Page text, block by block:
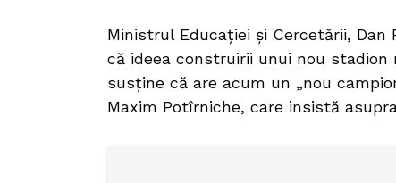
Ministrul Educației și Cercetării, Dan
că ideea construirii unui nou
susține că are acum un „nou
Maxim Potîrniche, care insistă